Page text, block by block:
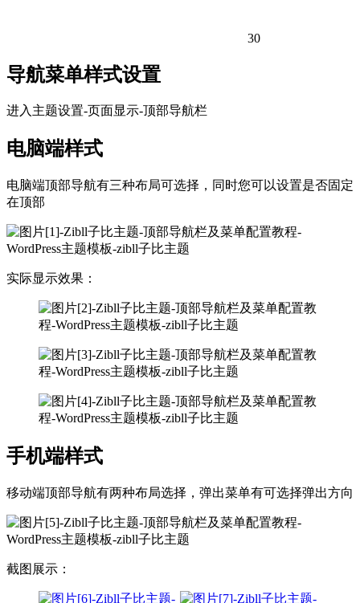
30
导航菜单样式设置
进入主题设置-页面显示-顶部导航栏
电脑端样式
电脑端顶部导航有三种布局可选择，同时您可以设置是否固定
在顶部
实际显示效果：
手机端样式
移动端顶部导航有两种布局选择，弹出菜单有可选择弹出方向
截图展示：